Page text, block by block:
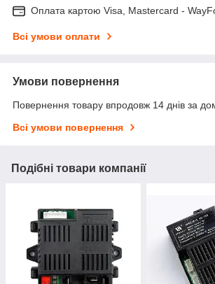
Оплата картою Visa, Mastercard -
Всі умови оплати
Умови повернення
Повернення товару впродовж 14 днів за
Всі умови повернення
Подібні товари компанії